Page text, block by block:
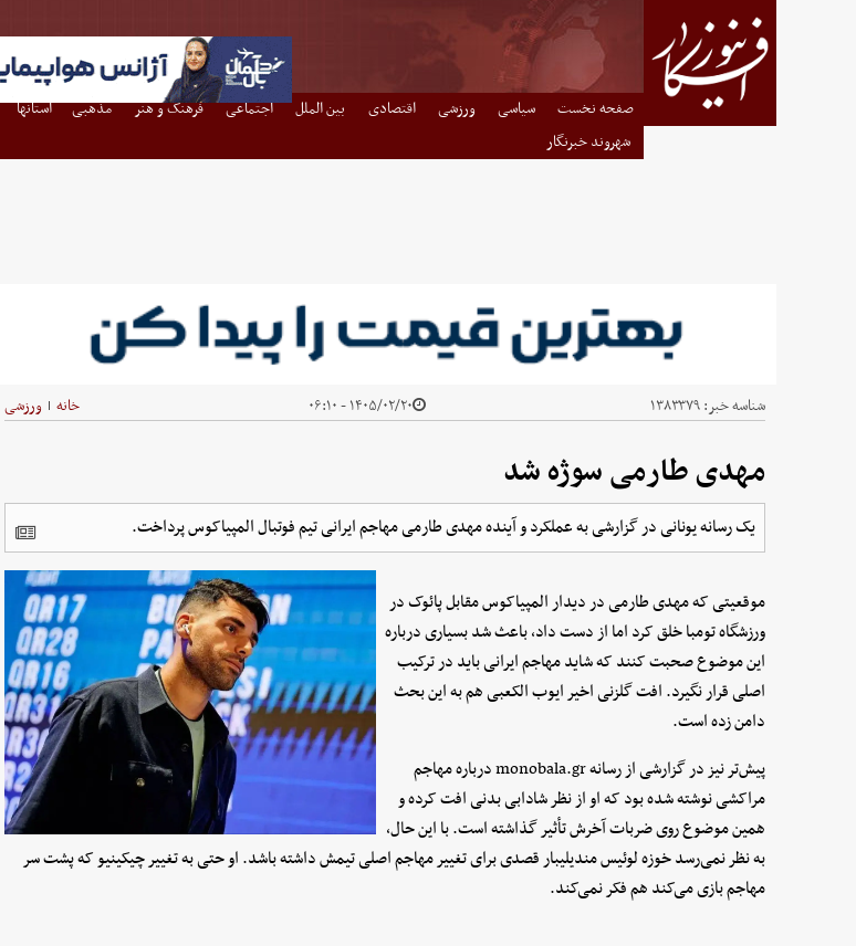
صفحه نخست سیاسی ورزشی اقتصادی بین الملل اجتماعی فرهنگ و هنر مذهبی استانها
شهروند خبرنگار
شناسه خبر:۱۳۸۳۳۷۹ ۱۴۰۵/۰۲/۲۰ - ۰۶:۱۰ خانه | ورزشی
مهدی طارمی سوژه شد
یک رسانه یونانی در گزارشی به عملکرد و آینده مهدی طارمی مهاجم ایرانی تیم فوتبال المپیاکوس پرداخت.
موقعیتی که مهدی طارمی در دیدار المپیاکوس مقابل پائوک در
ورزشگاه تومبا خلق کرد اما از دست داد، باعث شد بسیاری درباره
این موضوع صحبت کنند که شاید مهاجم ایرانی باید در ترکیب
اصلی قرار نگیرد. افت گلزنی اخیر ایوب الکعبی هم به این بحث
دامن زده است.
پیش‌تر نیز در گزارشی از رسانه monobala.gr درباره مهاجم
مراکشی نوشته شده بود که او از نظر شادابی بدنی افت کرده و
همین موضوع روی ضربات آخرش تأثیر گذاشته است. با این حال،
به نظر نمی‌رسد خوزه لوئیس مندیلیبار قصدی برای تغییر مهاجم اصلی تیمش داشته باشد. او حتی به تغییر چیکینیو که پشت سر
مهاجم بازی می‌کند هم فکر نمی‌کند.